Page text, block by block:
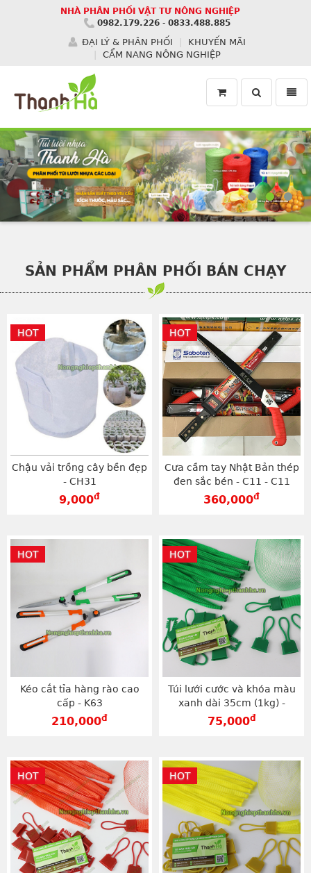
NHÀ PHÂN PHỐI VẬT TƯ NÔNG NGHIỆP
0982.179.226 - 0833.488.885
ĐẠI LÝ & PHÂN PHỐI
KHUYẾN MÃI
CẨM NANG NÔNG NGHIỆP
Toggle
search
SẢN PHẨM PHÂN PHỐI BÁN CHẠY
Chậu vải trồng cây bền đẹp
- CH31
9,000đ
HOT
Cưa cầm tay Nhật Bản thép
đen sắc bén - C11 - C11
360,000đ
HOT
Kéo cắt tỉa hàng rào cao
cấp - K63
210,000đ
HOT
Túi lưới cước và khóa màu
xanh dài 35cm (1kg) -
BLX35
75,000đ
HOT
HOT HOT